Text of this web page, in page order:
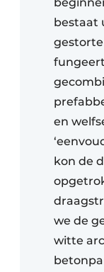
bestaat
en
kon de
we de
witte